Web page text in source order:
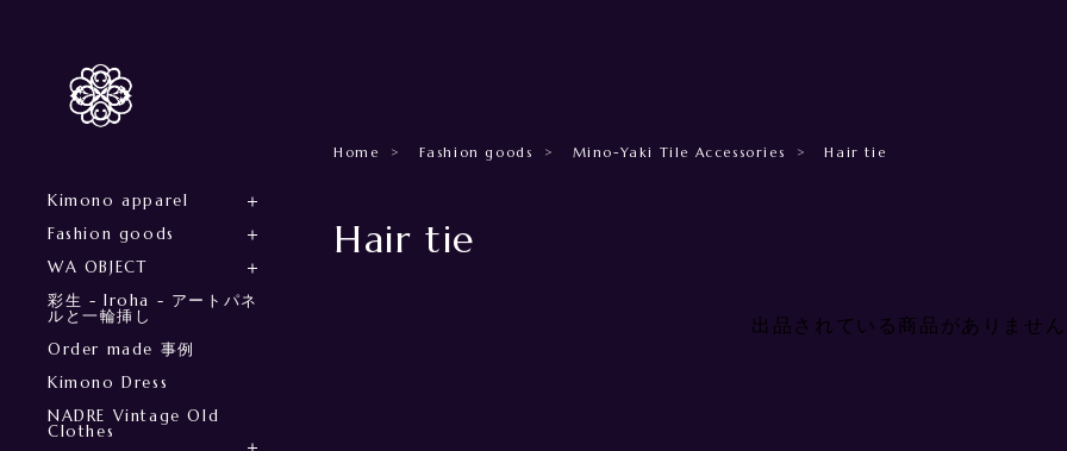
Kimono apparel
Fashion goods
WA OBJECT
彩生 - Iroha - アートパネ
ルと一輪挿し
Order made 事例
Kimono Dress
NADRE Vintage Old
Clothes
Home Fashion goods Mino-Yaki Tile Accessories Hair tie
Hair tie
出品されている商品がありませ